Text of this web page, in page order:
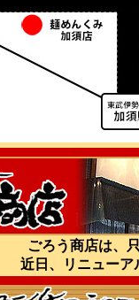
ごろう商店は、
近日、リニューア